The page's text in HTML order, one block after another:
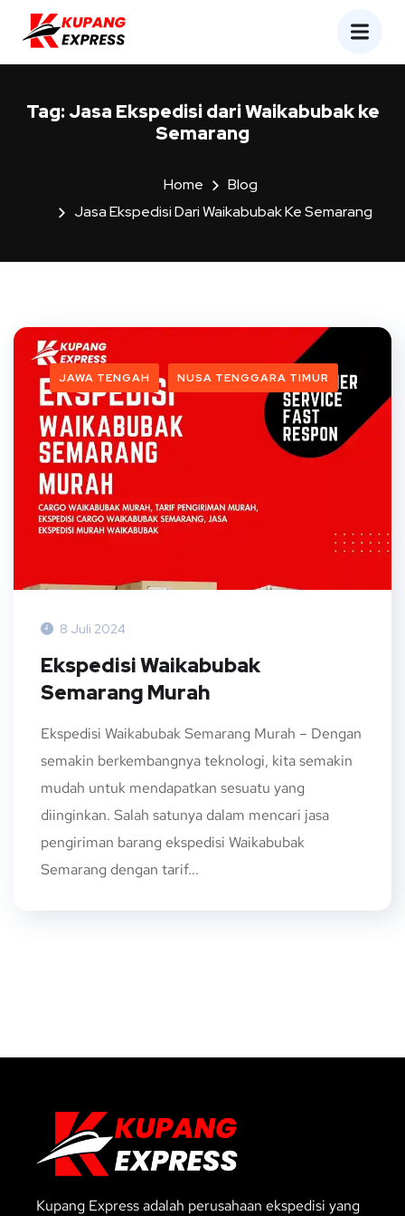
Tag:Jasa Ekspedisi dari Waikabubak ke
Semarang
Home
Blog
Jasa Ekspedisi Dari Waikabubak Ke Semarang
JAWA TENGAH NUSA TENGGARA TIMUR
8 Juli 2024
Ekspedisi Waikabubak
Semarang Murah
Ekspedisi Waikabubak Semarang Murah – Dengan
semakin berkembangnya teknologi, kita semakin
mudah untuk mendapatkan sesuatu yang
diinginkan. Salah satunya dalam mencari jasa
pengiriman barang ekspedisi Waikabubak
Semarang dengan tarif...
Kupang Express adalah perusahaan ekspedisi yang